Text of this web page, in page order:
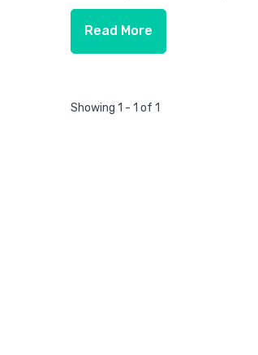
Read More
Showing 1 - 1 of 1